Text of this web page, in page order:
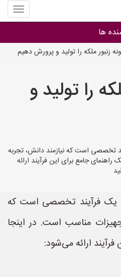
منوی
سایت
عسل
ها
ها
زنبور ملکه را تولید و پرورش دهیم
را تولید و
تخصصی است که نیازمند دانش، تجربه
جامع برای این فرآیند ارائه
یک فرآیند تخصصی است که
مناسب است. در اینجا
ارائه می‌شود: